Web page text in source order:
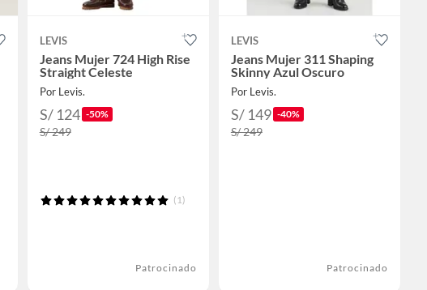
LEVIS
Jeans Mujer 724 High Rise
Straight Celeste
Por Levis.
S/ 124 -50%
S/ 249
(1)
Patrocinado
LEVIS
Jeans Mujer 311 Shaping
Skinny Azul Oscuro
Por Levis.
S/ 149 -40%
S/ 249
Patrocinado